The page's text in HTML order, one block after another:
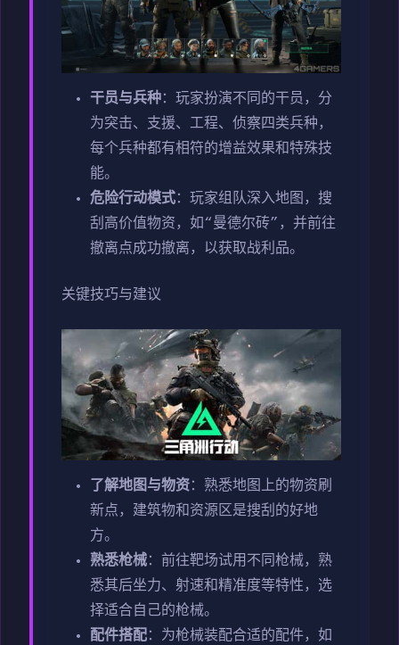
干员与兵种：玩家扮演不同的干员，分
为突击、支援、工程、侦察四类兵种，
每个兵种都有相符的增益效果和特殊技
能。
危险行动模式：玩家组队深入地图，搜
刮高价值物资，如“曼德尔砖”，并前往
撤离点成功撤离，以获取战利品。
关键技巧与建议
了解地图与物资：熟悉地图上的物资刷
新点，建筑物和资源区是搜刮的好地
方。
熟悉枪械：前往靶场试用不同枪械，熟
悉其后坐力、射速和精准度等特性，选
择适合自己的枪械。
配件搭配：为枪械装配合适的配件，如